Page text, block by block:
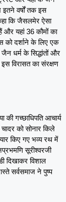
इतने वर्षों तक इस
कि जैसलमेर ऐसा
और यहां 36 कौमों का
को दर्शाने के लिए एक
धर्म के सिद्धांतों और
विरासत का संरक्षण
की गच्छाधिपति आचार्य
को सोनार किले
किए गए भव्य रथ में
सूरीश्वरजी
दिखाकर विशाल
सर्वसमाज ने पुष्प